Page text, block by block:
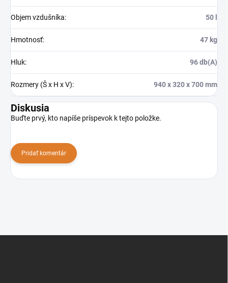
Objem vzdušníka: 50 l
Hmotnosť: 47 kg
Hluk: 96 db(A)
Rozmery (Š x H x V): 940 x 320 x 700 mm
Diskusia
Buďte prvý, kto napíše príspevok k tejto položke.
Pridať komentár